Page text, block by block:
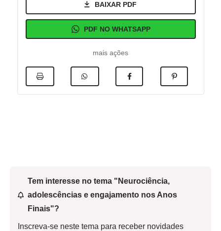
BAIXAR PDF
PDF NO WHATSAPP
mais ações
Tem interesse no tema "Neurociência,
adolescências e engajamento nos Anos
Finais"?
Inscreva-se neste tema para receber novidades